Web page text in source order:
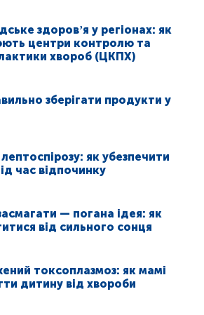
здоровʼя у регіонах: як
центри контролю та
хвороб (ЦКПХ)
зберігати продукти у
як убезпечити
час відпочинку
— погана ідея: як
від сильного сонця
токсоплазмоз: як мамі
дитину від хвороби